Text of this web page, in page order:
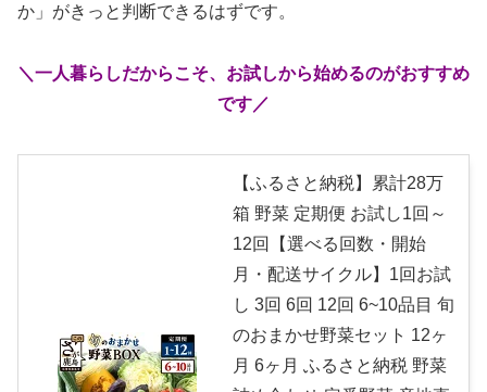
か」がきっと判断できるはずです。
＼一人暮らしだからこそ、お試しから始めるのがおすすめ
です／
【ふるさと納税】累計28万
箱 野菜 定期便 お試し1回～
12回【選べる回数・開始
月・配送サイクル】1回お試
し 3回 6回 12回 6~10品目 旬
のおまかせ野菜セット 12ヶ
月 6ヶ月 ふるさと納税 野菜